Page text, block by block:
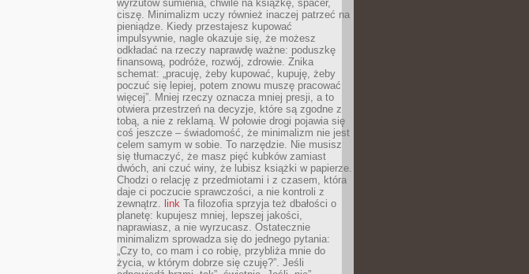
wyrzutów sumienia, chwile na książkę, spacer,
ciszę. Minimalizm uczy również inaczej patrzeć na
pieniądze. Kiedy przestajesz kupować
impulsywnie, nagle okazuje się, że możesz
odkładać na rzeczy naprawdę ważne: poduszkę
finansową, podróże, rozwój, zdrowie. Znika
schemat: „pracuję, żeby kupować, kupuję, żeby
poczuć się lepiej, potem znowu muszę pracować
więcej”. Mniej rzeczy oznacza mniej presji, a to
otwiera przestrzeń na decyzje, które są zgodne z
tobą, a nie z reklamą. W połowie drogi pojawia się
coś jeszcze – świadomość, że minimalizm nie jest
celem samym w sobie. To narzędzie. Nie musisz
się tłumaczyć, że masz pięć kubków zamiast
dwóch, ani czuć winy, że lubisz książki w papierze.
Chodzi o relację z przedmiotami i z czasem, która
daje ci poczucie sprawczości, a nie kontroli z
zewnątrz. link Ta filozofia sprzyja też dbałości o
planetę: kupujesz mniej, lepszej jakości,
naprawiasz, a nie wyrzucasz. Ostatecznie
minimalizm sprowadza się do jednego pytania:
„Czy to, co mam i co robię, przybliża mnie do
życia, w którym dobrze się czuję?”. Jeśli